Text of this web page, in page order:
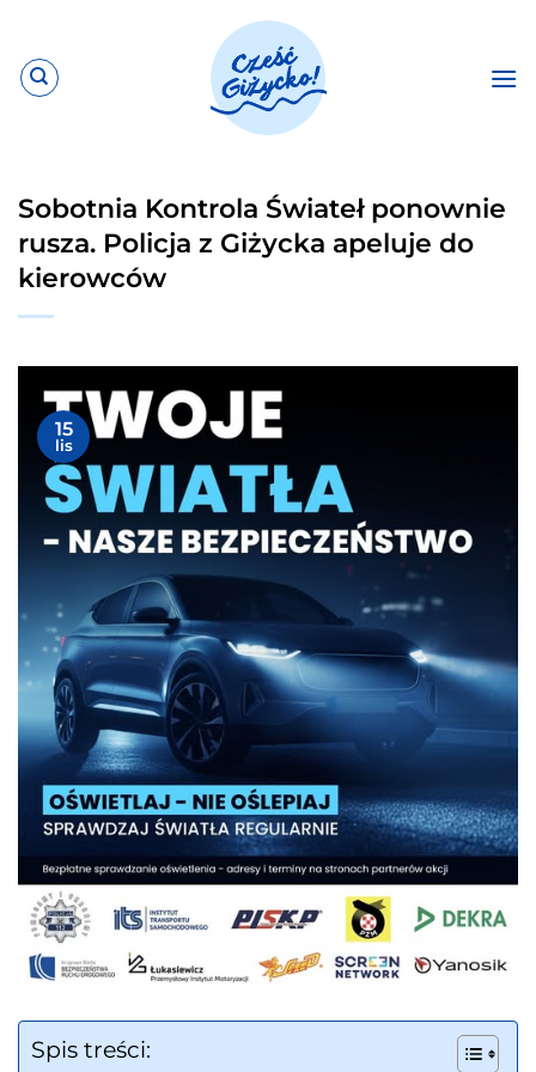
zawartości
Sobotnia Kontrola Świateł ponownie
rusza. Policja z Giżycka apeluje do
kierowców
15
lis
Spis treści: